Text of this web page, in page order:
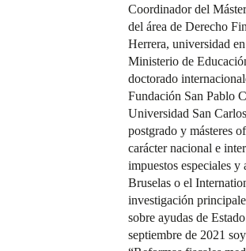
Coordinador del
del área de Derecho
Herrera, universidad
Ministerio de
doctorado
Fundación San Pablo
Universidad San
postgrado y másteres
carácter nacional e
impuestos especiales
Bruselas o el
investigación
sobre ayudas de
septiembre de 2021